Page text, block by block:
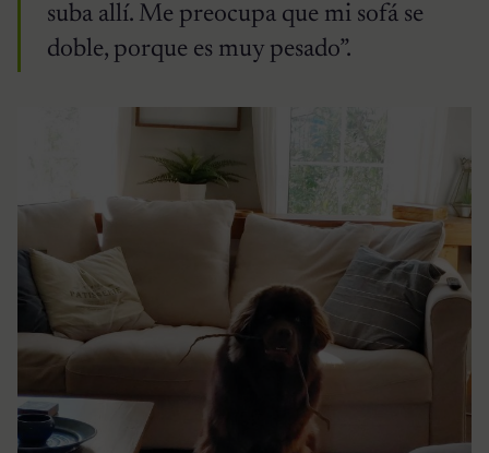
suba allí. Me preocupa que mi sofá se
doble, porque es muy pesado”.